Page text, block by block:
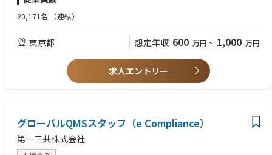
英語 English：
Read/write scientific documents including data speculation in English
• Communicate, and discuss IT/bioinformatics topics with the key stakeh
olders and experts in English practically
• Make a English presentation leading and facilitating research discussio
ns in the global meetings
• Communicate with external experts to search for suitable computer env
ironment in AZ KK
• Learn new methodology and knowledge with respect to machine learni
ng and neural network
• FDA CSAガイダンスの「クリティカルシンキング」概念に基づくCSVプロ
セスの合理化を推進し、迅速なシステム・アプリケーション実装に対する
ビジネスニーズと時間のかかるCSV作業との間の摩擦を低減
本ポジションを通じて、GxP規制、デジタル品質、AIバリデーションなど
急速に進化する領域での専門性を深めるとともに、グローバルなステーク
o 製造システム（MES、LIMS、EBR、ERP）のバリデーション業務
o グローバルレベルでのCSVまたは品質関連ITシステム管理（ISPE GAMP
• エンタープライズ視点を持ち、現状に対して積極的に改善を提案できる
こと
• クロスファンクショナルかつグローバルな環境での業務経験
• 品質マネジメントシステム、GxP規制、業界トレンドへの幅広い理解
• コンピュータ化システムバリデーション、ITガバナンス、データインテ
• グローバルチームにおいて積極的に協働し、信頼関係を築ける対人能力
• 規制環境の変化に対応できる柔軟性と変化への適応力
• 複数のステークホルダーと連携しながら、コンプライアンス目標を推進
20,171名 （連結）
東京都 想定年収 600 万円 ~ 1,000 万円
求人エントリー
グローバルQMSスタッフ（e Compliance）
第一三共株式会社